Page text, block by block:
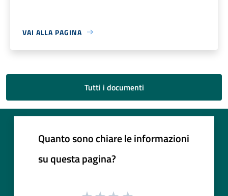
VAI ALLA PAGINA
Tutti i documenti
Quanto sono chiare le informazioni
su questa pagina?